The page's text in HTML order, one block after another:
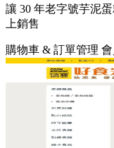
讓 30 年老字號芋泥
上銷售
購物車 & 訂單管理